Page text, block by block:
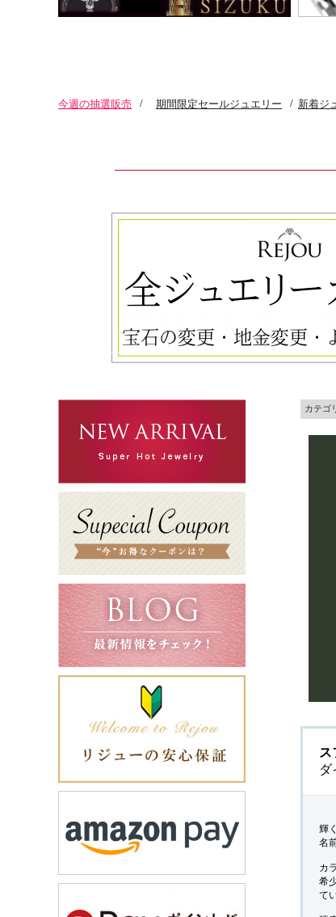
今週の抽選販売 / 期間限定セールジュエリー / 新着ジ
カテゴ
ス
ダ
輝
名
カ
希
て